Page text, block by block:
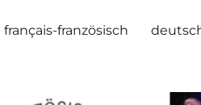
français-französisch